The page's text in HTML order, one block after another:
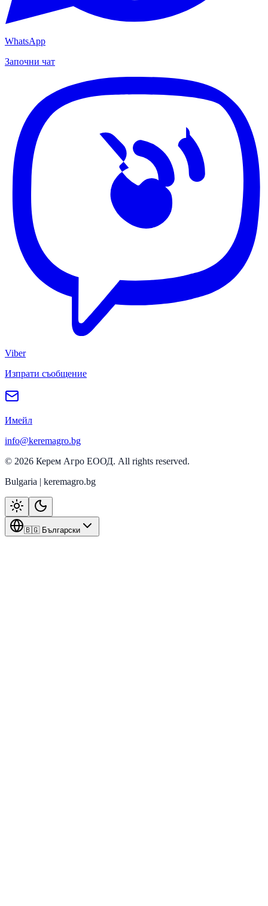
WhatsApp
Започни чат
Viber
Изпрати съобщение
Имейл
info@keremagro.bg
© 2026 Керем Агро ЕООД. All rights reserved.
Bulgaria | keremagro.bg
🇧🇬 Български